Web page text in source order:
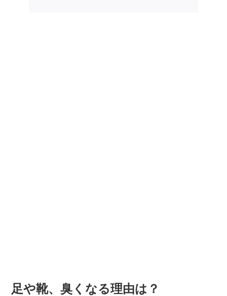
足や靴、臭くなる理由は？